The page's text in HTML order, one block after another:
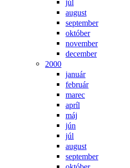
júl
august
september
október
november
december
2000
január
február
marec
apríl
máj
jún
júl
august
september